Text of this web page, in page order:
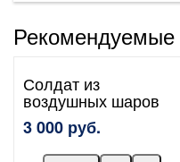
Рекомендуемые
Солдат из
воздушных шаров
3 000 руб.